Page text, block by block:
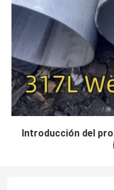
Introducción del